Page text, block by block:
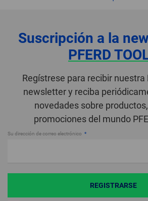
Suscripción a la
PFERD
Regístrese para recibir nuestra
newsletter y reciba
novedades sobre
promociones del mundo
Su dirección de correo electrónico
REGISTRARSE